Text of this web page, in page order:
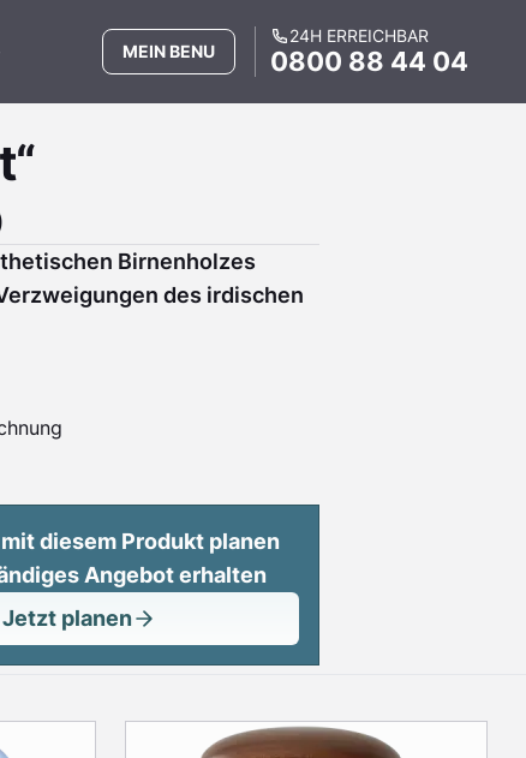
MEIN BENU
24H ERREICHBAR
0800 88 44 04
Birnenholzes
des irdischen
diesem Produkt planen
Angebot erhalten
Jetzt planen